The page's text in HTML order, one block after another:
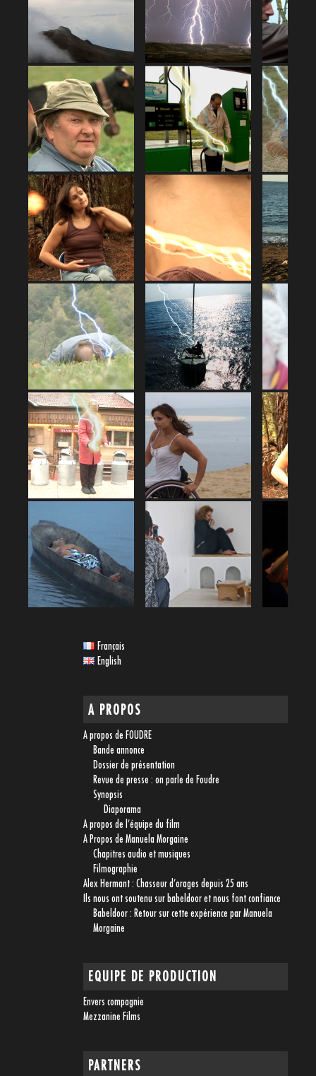
Français
English
A PROPOS
A propos de FOUDRE
Bande annonce
Dossier de présentation
Revue de presse : on parle de Foudre
Synopsis
Diaporama
A propos de l’équipe du film
A Propos de Manuela Morgaine
Chapitres audio et musiques
Filmographie
Alex Hermant : Chasseur d’orages depuis 25 ans
Ils nous ont soutenu sur babeldoor et nous font confiance
Babeldoor : Retour sur cette expérience par Manuela
Morgaine
EQUIPE DE PRODUCTION
Envers compagnie
Mezzanine Films
PARTNERS